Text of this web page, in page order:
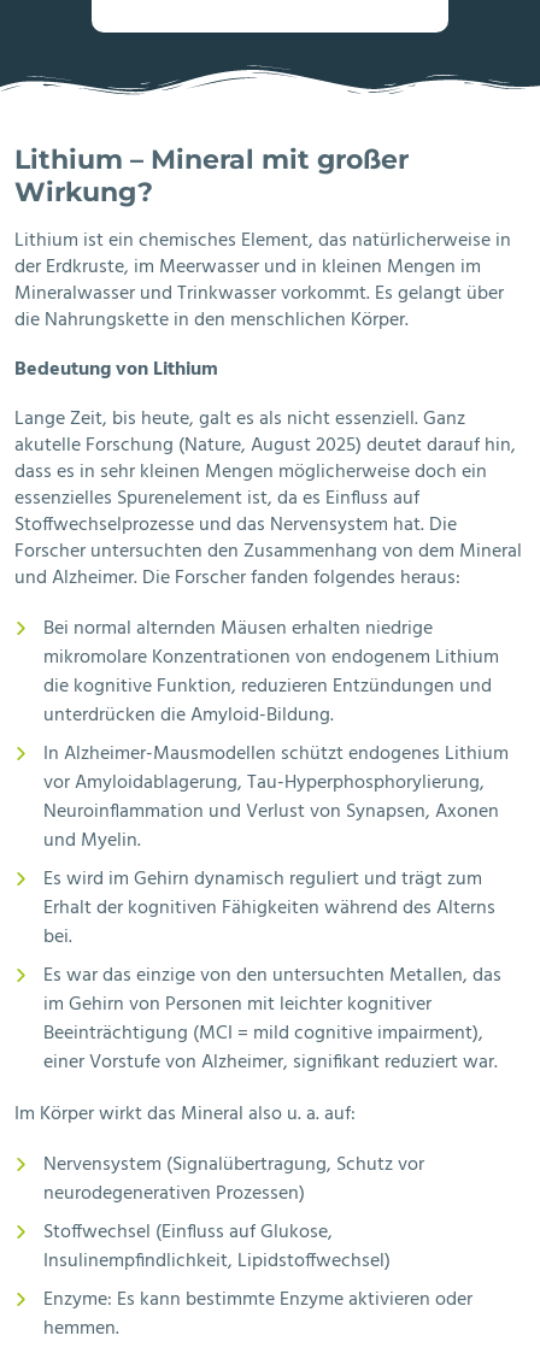
Lithium – Mineral mit großer
Wirkung?
Lithium ist ein chemisches Element, das natürlicherweise in
der Erdkruste, im Meerwasser und in kleinen Mengen im
Mineralwasser und Trinkwasser vorkommt. Es gelangt über
die Nahrungskette in den menschlichen Körper.
Bedeutung von Lithium
Lange Zeit, bis heute, galt es als nicht essenziell. Ganz
akutelle Forschung (Nature, August 2025) deutet darauf hin,
dass es in sehr kleinen Mengen möglicherweise doch ein
essenzielles Spurenelement ist, da es Einfluss auf
Stoffwechselprozesse und das Nervensystem hat. Die
Forscher untersuchten den Zusammenhang von dem Mineral
und Alzheimer. Die Forscher fanden folgendes heraus:
Bei normal alternden Mäusen erhalten niedrige
mikromolare Konzentrationen von endogenem Lithium
die kognitive Funktion, reduzieren Entzündungen und
unterdrücken die Amyloid-Bildung.
In Alzheimer-Mausmodellen schützt endogenes Lithium
vor Amyloidablagerung, Tau-Hyperphosphorylierung,
Neuroinflammation und Verlust von Synapsen, Axonen
und Myelin.
Es wird im Gehirn dynamisch reguliert und trägt zum
Erhalt der kognitiven Fähigkeiten während des Alterns
bei.
Es war das einzige von den untersuchten Metallen, das
im Gehirn von Personen mit leichter kognitiver
Beeinträchtigung (MCI = mild cognitive impairment),
einer Vorstufe von Alzheimer, signifikant reduziert war.
Im Körper wirkt das Mineral also u. a. auf:
Nervensystem (Signalübertragung, Schutz vor
neurodegenerativen Prozessen)
Stoffwechsel (Einfluss auf Glukose,
Insulinempfindlichkeit, Lipidstoffwechsel)
Enzyme: Es kann bestimmte Enzyme aktivieren oder
hemmen.